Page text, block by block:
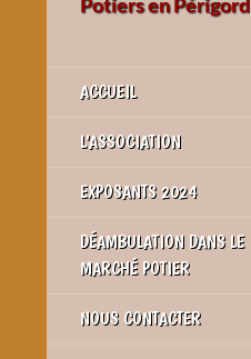
ACCUEIL
L’ASSOCIATION
EXPOSANTS 2024
DÉAMBULATION DANS LE
MARCHÉ POTIER
NOUS CONTACTER